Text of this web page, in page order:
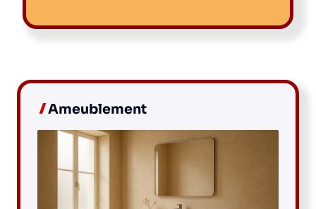
Ameublement